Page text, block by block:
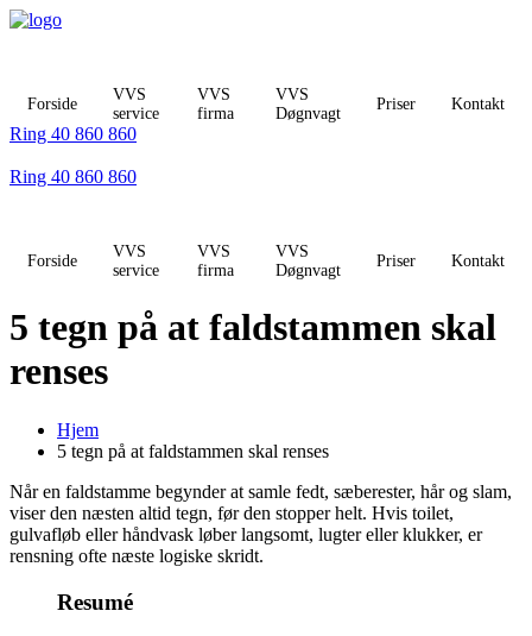
Videre
Forside
VVS
service
VVS
firma
VVS
Døgnvagt
Priser Kontakt
Ring 40 860 860
Ring 40 860 860
Forside
VVS
service
VVS
firma
VVS
Døgnvagt
Priser Kontakt
5 tegn på at faldstammen skal
renses
Hjem
5 tegn på at faldstammen skal renses
Når en faldstamme begynder at samle fedt, sæberester, hår og slam,
viser den næsten altid tegn, før den stopper helt. Hvis toilet,
gulvafløb eller håndvask løber langsomt, lugter eller klukker, er
rensning ofte næste logiske skridt.
Resumé